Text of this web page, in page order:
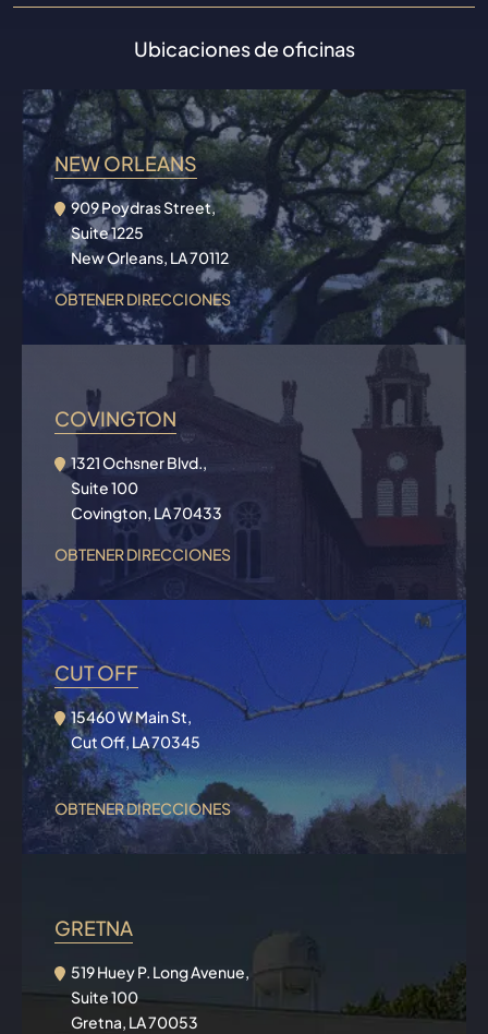
Ubicaciones de oficinas
NEW ORLEANS
909 Poydras Street,
Suite 1225
New Orleans, LA 70112
OBTENER DIRECCIONES
COVINGTON
1321 Ochsner Blvd.,
Suite 100
Covington, LA 70433
OBTENER DIRECCIONES
CUT OFF
15460 W Main St,
Cut Off, LA 70345
OBTENER DIRECCIONES
GRETNA
519 Huey P. Long Avenue,
Suite 100
Gretna, LA 70053